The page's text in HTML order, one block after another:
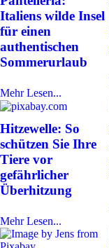
Italiens wilde Insel
für einen
authentischen
Sommerurlaub
Mehr Lesen...
Hitzewelle: So
schützen Sie Ihre
Tiere vor
gefährlicher
Überhitzung
Mehr Lesen...